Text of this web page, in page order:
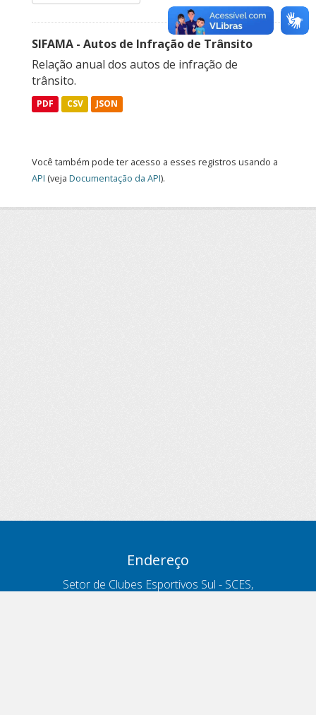
SIFAMA - Autos de Infração de Trânsito
Relação anual dos autos de infração de
trânsito.
PDF CSV JSON
Você também pode ter acesso a esses registros usando a
API (veja Documentação da API).
Endereço
Setor de Clubes Esportivos Sul - SCES,